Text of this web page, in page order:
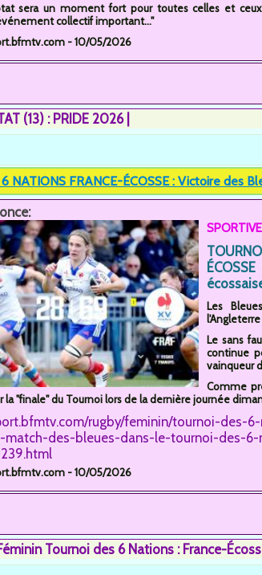
sera un moment fort pour toutes celles et
collectif important..."
- 10/05/2026
(13) : PRIDE 2026
NATIONS FRANCE-ÉCOSSE : Victoire des
Les
Le sans
continue
vainqueur
Comme
la "finale" du Tournoi lors de la dernière journée
rugby/feminin/tournoi-des-
match-des-bleues-dans-le-tournoi-des-
- 10/05/2026
Tournoi des 6 Nations : France-